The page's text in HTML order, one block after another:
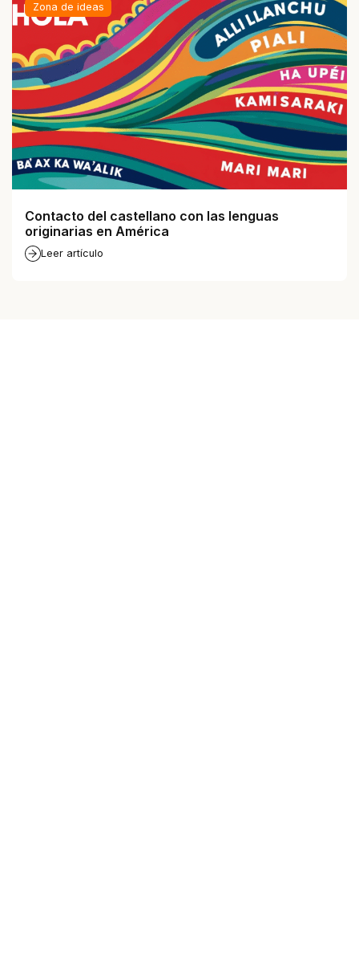
Zona de ideas
Contacto del castellano con las lenguas
originarias en América
Leer artículo